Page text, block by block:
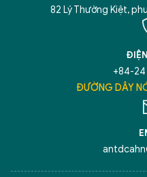
82 Lý Thường Kiệt,
+84-24
ĐƯỜNG DÂY